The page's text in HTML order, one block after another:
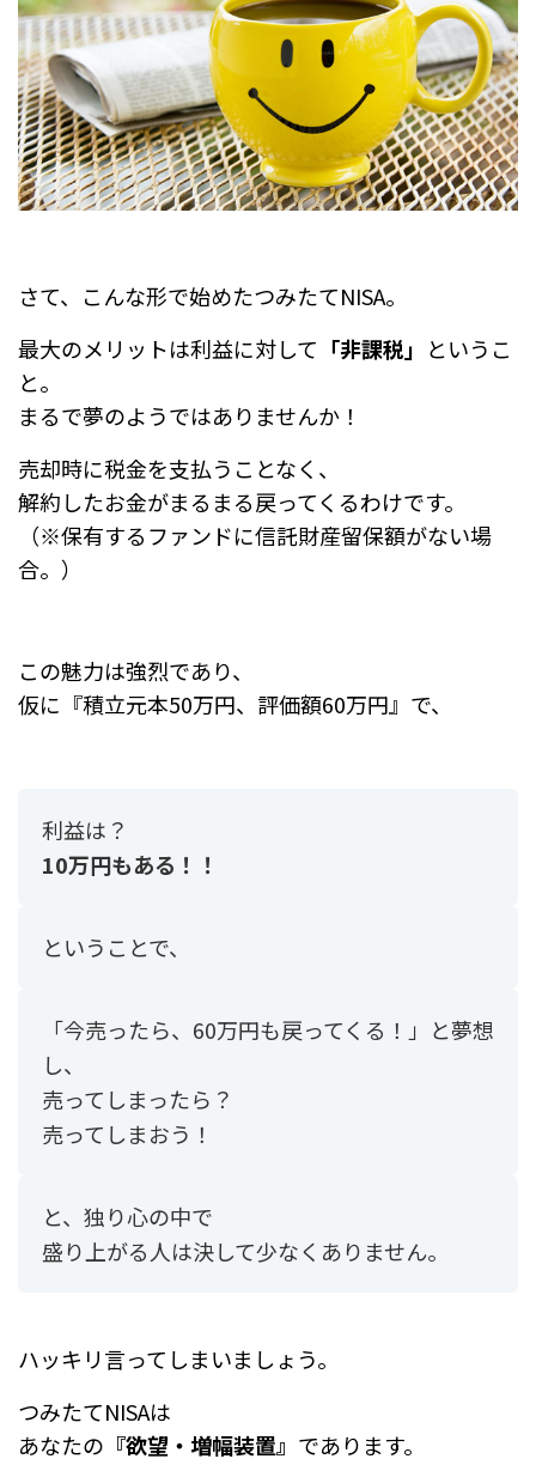
さて、こんな形で始めたつみたてNISA。
最大のメリットは利益に対して 「非課税」 というこ
と。
まるで夢のようではありませんか！
売却時に税金を支払うことなく、
解約したお金がまるまる戻ってくるわけです。
（※保有するファンドに信託財産留保額がない場
合。）
この魅力は強烈であり、
仮に『積立元本50万円、評価額60万円』で、
利益は？
10万円もある！！
ということで、
「今売ったら、60万円も戻ってくる！」と夢想
し、
売ってしまったら？
売ってしまおう！
と、独り心の中で
盛り上がる人は決して少なくありません。
ハッキリ言ってしまいましょう。
つみたてNISAは
あなたの 『欲望・増幅装置』 であります。